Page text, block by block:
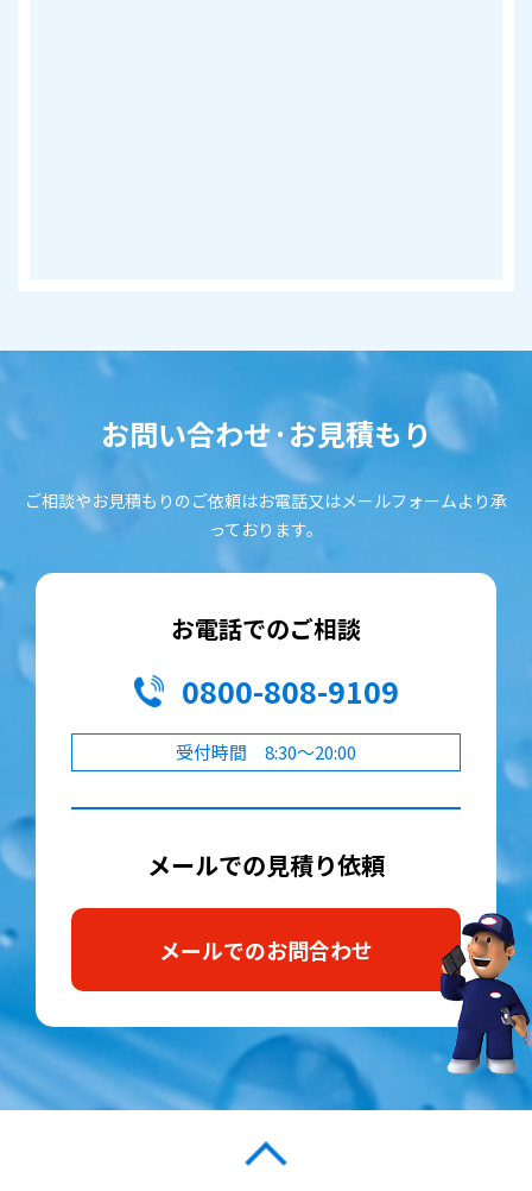
お問い合わせ·お見積もり
ご相談やお見積もりのご依頼はお電話又はメールフォームより承
っております。
お電話でのご相談
0800-808-9109
受付時間 8:30～20:00
メールでの見積り依頼
メールでのお問合わせ